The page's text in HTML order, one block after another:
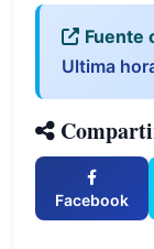
Fuente
Ultima
Facebook